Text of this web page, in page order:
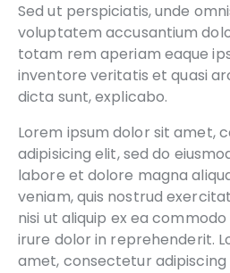
Sed ut perspiciatis, unde
voluptatem accusantium
totam rem aperiam eaque
inventore veritatis et quasi
dicta sunt, explicabo.
Lorem ipsum dolor sit amet,
adipisicing elit, sed do
labore et dolore magna
veniam, quis nostrud
nisi ut aliquip ex ea
irure dolor in reprehenderit.
amet, consectetur adipiscing